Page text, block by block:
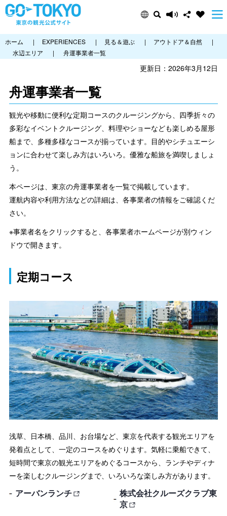
ホーム | EXPERIENCES | 見る＆遊ぶ | アウトドア＆自然
|
水辺エリア
| 舟運事業者一覧
更新日：2026年3月12日
舟運事業者一覧
観光や移動に便利な定期コースのクルージングから、四季折々の
多彩なイベントクルージング、料理やショーなども楽しめる屋形
船まで、多種多様なコースが揃っています。目的やシチュエーシ
ョンに合わせて楽しみ方はいろいろ。優雅な船旅を満喫しましょ
う。
本ページは、東京の舟運事業者を一覧で掲載しています。
運航内容や利用方法などの詳細は、各事業者の情報をご確認くだ
さい。
※事業者名をクリックすると、各事業者ホームページが別ウィン
ドウで開きます。
定期コース
浅草、日本橋、品川、お台場など、東京を代表する観光エリアを
発着点として、一定のコースをめぐります。気軽に乗船できて、
短時間で東京の観光エリアをめぐるコースから、ランチやディナ
ーを楽しむクルージングまで、いろいろな楽しみ方があります。
アーバンランチ
株式会社クルーズクラブ東
京